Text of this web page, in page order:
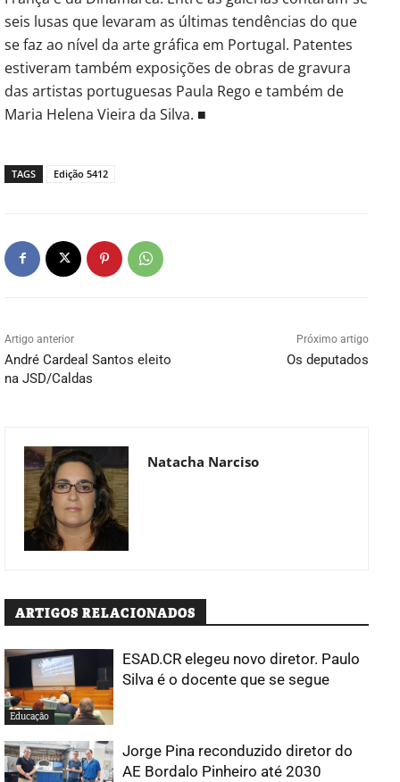
seis lusas que levaram as últimas tendências do que
se faz ao nível da arte gráfica em Portugal. Patentes
estiveram também exposições de obras de gravura
das artistas portuguesas Paula Rego e também de
Maria Helena Vieira da Silva. ■
TAGS Edição 5412
Artigo anterior
André Cardeal Santos eleito
na JSD/Caldas
Próximo artigo
Os deputados
Natacha Narciso
ARTIGOS RELACIONADOS
Educação
ESAD.CR elegeu novo diretor. Paulo
Silva é o docente que se segue
Jorge Pina reconduzido diretor do
AE Bordalo Pinheiro até 2030